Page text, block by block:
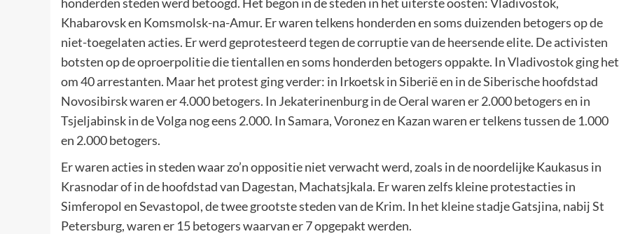
Khabarovsk en Komsmolsk-na-Amur. Er waren telkens honderden en soms duizenden betogers op de
niet-toegelaten acties. Er werd geprotesteerd tegen de corruptie van de heersende elite. De activisten
botsten op de oproerpolitie die tientallen en soms honderden betogers oppakte. In Vladivostok ging het
om 40 arrestanten. Maar het protest ging verder: in Irkoetsk in Siberië en in de Siberische hoofdstad
Novosibirsk waren er 4.000 betogers. In Jekaterinenburg in de Oeral waren er 2.000 betogers en in
Tsjeljabinsk in de Volga nog eens 2.000. In Samara, Voronez en Kazan waren er telkens tussen de 1.000
en 2.000 betogers.
Er waren acties in steden waar zo’n oppositie niet verwacht werd, zoals in de noordelijke Kaukasus in
Krasnodar of in de hoofdstad van Dagestan, Machatsjkala. Er waren zelfs kleine protestacties in
Simferopol en Sevastopol, de twee grootste steden van de Krim. In het kleine stadje Gatsjina, nabij St
Petersburg, waren er 15 betogers waarvan er 7 opgepakt werden.